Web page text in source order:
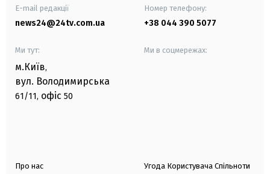
E-mail редакції
news24@24tv.com.ua
Номер телефону:
+38 044 390 5077
Ми тут:
м.Київ,
вул. Володимирська
61/11, офіс 50
Ми в соцмережах:
Про нас Угода Користувача Спільноти